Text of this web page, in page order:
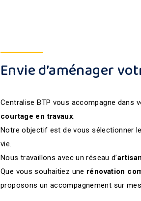
Envie d’aménager
Centralise BTP vous accompagne dans
courtage en travaux.
Notre objectif est de vous sélectionner
vie.
Nous travaillons avec un réseau d’
Que vous souhaitiez une rénovation
proposons un accompagnement sur